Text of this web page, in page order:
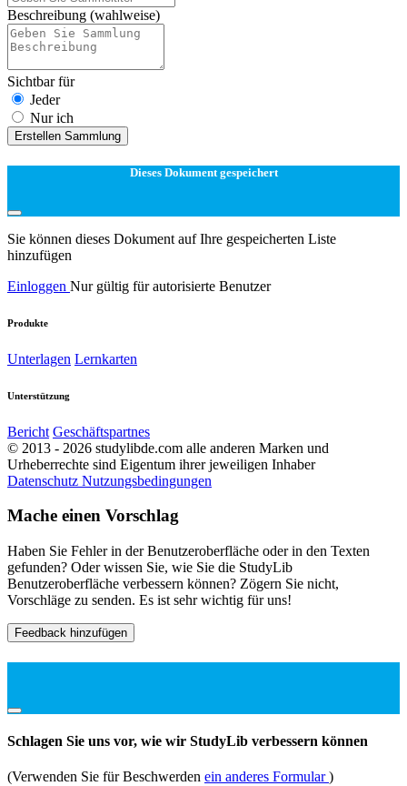
Beschreibung (wahlweise)
Sichtbar für
Jeder
Nur ich
Erstellen Sammlung
Dieses Dokument gespeichert
Sie können dieses Dokument auf Ihre gespeicherten Liste
hinzufügen
Einloggen Nur gültig für autorisierte Benutzer
Produkte
Unterlagen Lernkarten
Unterstützung
Bericht Geschäftspartnes
© 2013 - 2026 studylibde.com alle anderen Marken und
Urheberrechte sind Eigentum ihrer jeweiligen Inhaber
Datenschutz Nutzungsbedingungen
Mache einen Vorschlag
Haben Sie Fehler in der Benutzeroberfläche oder in den Texten
gefunden? Oder wissen Sie, wie Sie die StudyLib
Benutzeroberfläche verbessern können? Zögern Sie nicht,
Vorschläge zu senden. Es ist sehr wichtig für uns!
Feedback hinzufügen
Schlagen Sie uns vor, wie wir StudyLib verbessern können
(Verwenden Sie für Beschwerden ein anderes Formular)